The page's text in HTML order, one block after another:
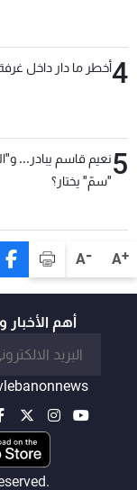
A+
A-
4أخطر ما دار داخل
5نعيم قاسم يبادر...
"سمّ" يختار؟
أهم الأخبار